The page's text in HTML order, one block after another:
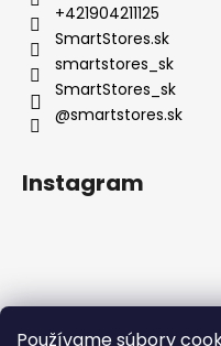
Používame súbory
+421904211125
SmartStores.sk
smartstores_sk
SmartStores_sk
@smartstores.sk
Instagram